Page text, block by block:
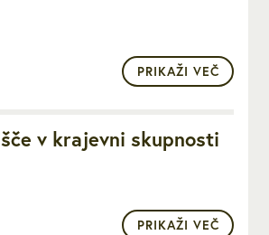
PRIKAŽI VEČ
v krajevni skupnosti
PRIKAŽI VEČ